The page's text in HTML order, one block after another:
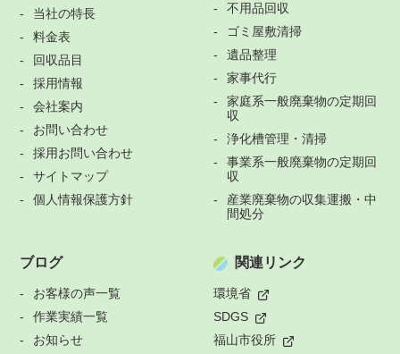
当社の特長
料金表
回収品目
採用情報
会社案内
お問い合わせ
採用お問い合わせ
サイトマップ
個人情報保護方針
不用品回収
ゴミ屋敷清掃
遺品整理
家事代行
家庭系一般廃棄物の定期回
収
浄化槽管理・清掃
事業系一般廃棄物の定期回
収
産業廃棄物の収集運搬・中
間処分
ブログ
お客様の声一覧
作業実績一覧
お知らせ
関連リンク
環境省
SDGS
福山市役所